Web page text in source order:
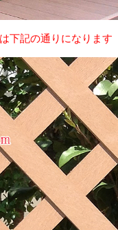
下記の通りになります